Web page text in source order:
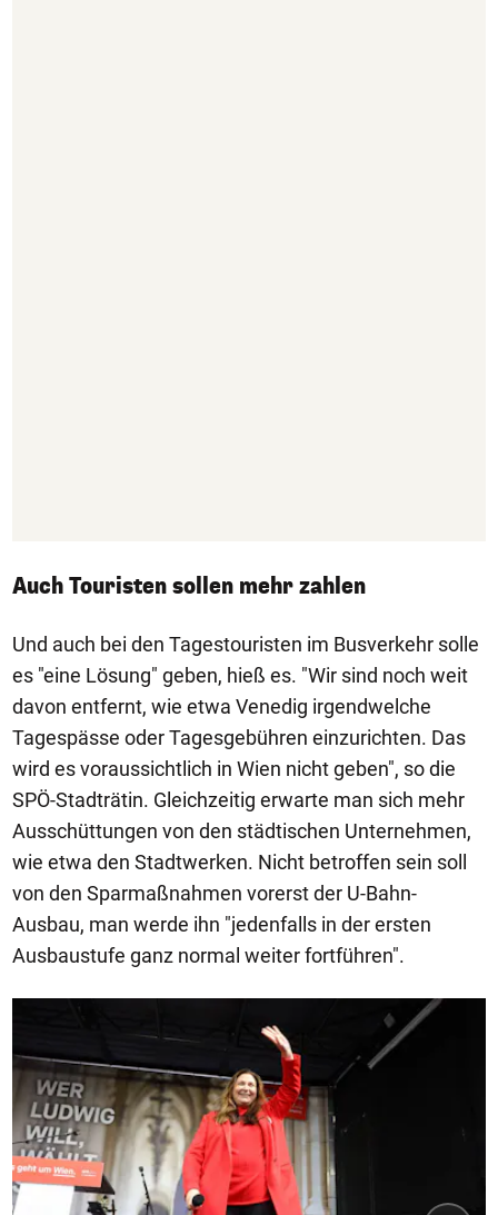
Auch Touristen sollen mehr zahlen
Und auch bei den Tagestouristen im Busverkehr solle
es "eine Lösung" geben, hieß es. "Wir sind noch weit
davon entfernt, wie etwa Venedig irgendwelche
Tagespässe oder Tagesgebühren einzurichten. Das
wird es voraussichtlich in Wien nicht geben", so die
SPÖ-Stadträtin. Gleichzeitig erwarte man sich mehr
Ausschüttungen von den städtischen Unternehmen,
wie etwa den Stadtwerken. Nicht betroffen sein soll
von den Sparmaßnahmen vorerst der U-Bahn-
Ausbau, man werde ihn "jedenfalls in der ersten
Ausbaustufe ganz normal weiter fortführen".